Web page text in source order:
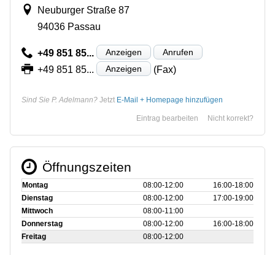
Neuburger Straße 87
94036 Passau
+49 851 85... Anzeigen Anrufen
+49 851 85... Anzeigen (Fax)
Sind Sie P. Adelmann? Jetzt E-Mail + Homepage hinzufügen
Nicht korrekt?
Eintrag bearbeiten
Öffnungszeiten
Montag 08:00‑12:00
16:00‑18:00
Dienstag
08:00‑12:00
17:00‑19:00
Mittwoch
08:00‑11:00
Donnerstag
08:00‑12:00
16:00‑18:00
Freitag
08:00‑12:00